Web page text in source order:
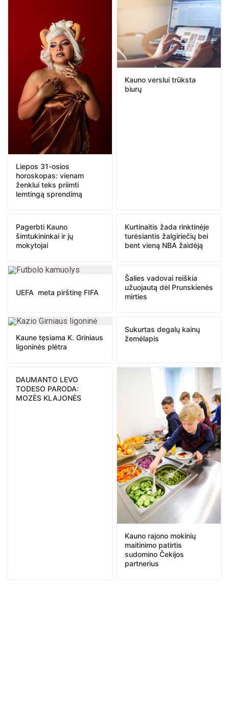
Liepos 31-osios
horoskopas: vienam
ženklui teks priimti
lemtingą sprendimą
Kauno verslui trūksta
biurų
Pagerbti Kauno
šimtukininkai ir jų
mokytojai
Kurtinaitis žada rinktinėje
turėsiantis žalgiriečių bei
bent vieną NBA žaidėją
UEFA meta pirštinę FIFA
Šalies vadovai reiškia
užuojautą dėl Prunskienės
mirties
Kaune tęsiama K. Griniaus
ligoninės plėtra
Sukurtas degalų kainų
žemėlapis
DAUMANTO LEVO
TODESO PARODA:
MOZĖS KLAJONĖS
Kauno rajono mokinių
maitinimo patirtis
sudomino Čekijos
partnerius